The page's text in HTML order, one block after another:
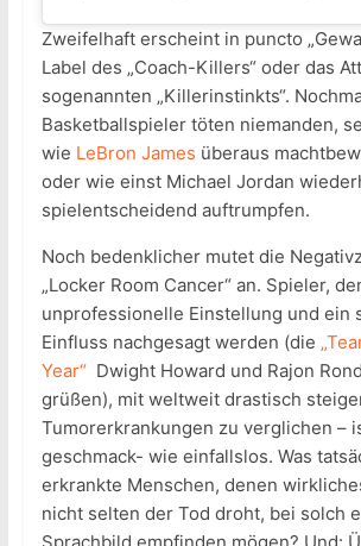
Zweifelhaft erscheint in puncto
Label des „Coach-Killers“ oder das
sogenannten „Killerinstinkts“.
Basketballspieler töten niemanden,
wie LeBron James überaus
oder wie einst Michael Jordan
spielentscheidend auftrumpfen.
Noch bedenklicher mutet die
„Locker Room Cancer“ an. Spieler,
unprofessionelle Einstellung und ein
Einfluss nachgesagt werden (die
Year“Dwight Howard und Rajon
grüßen), mit weltweit drastisch
Tumorerkrankungen zu verglichen –
geschmack- wie einfallslos. Was
erkrankte Menschen, denen
nicht selten der Tod droht, bei solch